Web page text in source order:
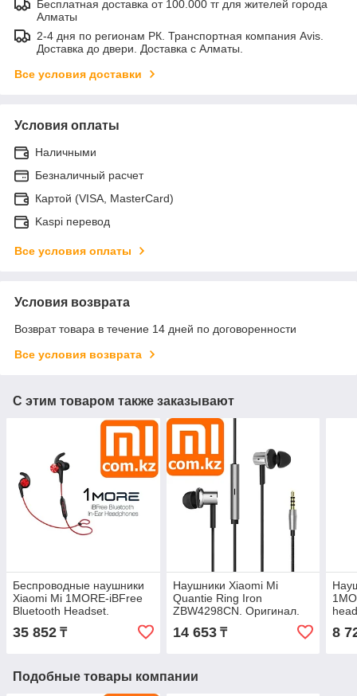
Бесплатная доставка от 100.000 тг для жителей города
Алматы
2-4 дня по регионам РК. Транспортная компания Avis.
Доставка до двери. Доставка с Алматы.
Все условия доставки
Условия оплаты
Наличными
Безналичный расчет
Картой (VISA, MasterCard)
Kaspi перевод
Все условия оплаты
Условия возврата
Возврат товара в течение 14 дней по договоренности
Все условия возврата
С этим товаром также заказывают
Беспроводные наушники
Xiaomi Mi 1MORE-iBFree
Bluetooth Headset.
35 852 ₸
Наушники Xiaomi Mi
Quantie Ring Iron
ZBW4298CN. Оригинал.
14 653₸ 8
Подобные товары компании